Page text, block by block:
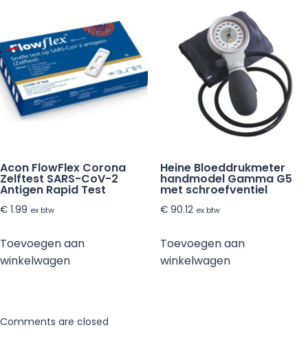
Acon FlowFlex Corona
Zelftest SARS-CoV-2
Antigen Rapid Test
€ 1.99 ex btw
Toevoegen aan
winkelwagen
Heine Bloeddrukmeter
handmodel Gamma G5
met schroefventiel
€90.12 ex btw
Toevoegen aan
winkelwagen
Comments are closed